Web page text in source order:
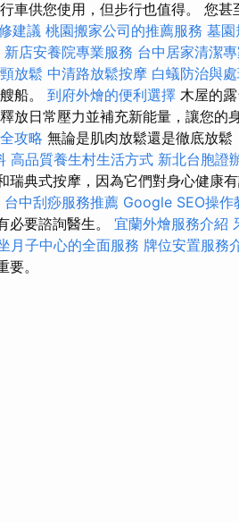
車供您使用，但步行也值得。 您
建議 桃園搬家公司的推薦服務 墓園
新店安養院專業服務 台中居家清潔
放鬆 中清路放鬆按摩 白蟻防治與
船。 到府外燴的便利選擇 木屋的
放日常壓力並補充新能量，讓您的
攻略 無論是肌肉放鬆還是徹底放鬆
高品質養生村生活方式 新北台胞證
瑞典式按摩，因為它們對身心健康
台中刮痧服務推薦 Google SEO操作
必要諮詢醫生。 宜蘭外燴服務介紹
月子中心的全面服務 牌位安置服務
。